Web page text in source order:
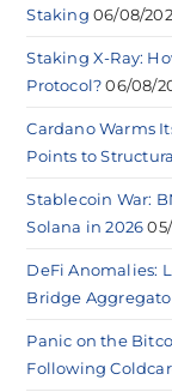
Staking 06/08/
Staking X-Ray:
Protocol? 06/08/
Cardano Warms
Points to
Stablecoin War:
Solana in 2026
DeFi Anomalies:
Bridge
Panic on the
Following